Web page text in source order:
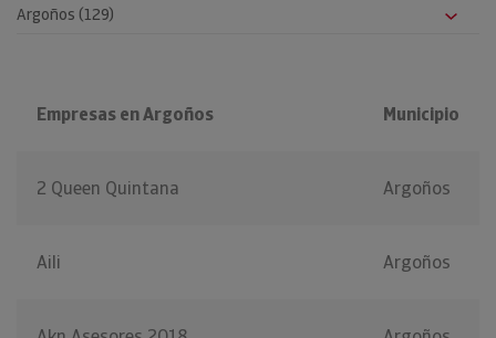
Empresas en Argoños Municipio
2 Queen Quintana Argoños
Aili Argoños